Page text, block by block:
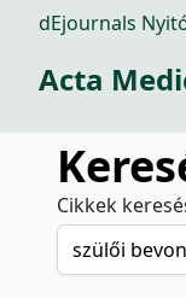
dEjournals
Acta
Cikkek